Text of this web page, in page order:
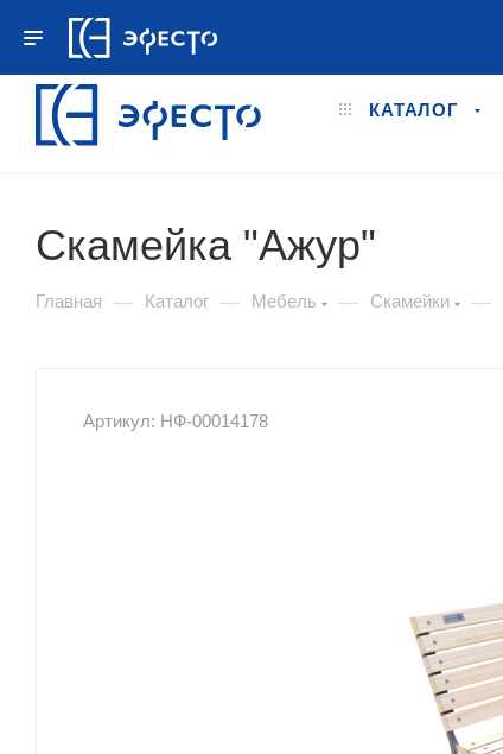
+7 495 778-78-98
КАТАЛОГ
Скамейка "Ажур"
Главная — Каталог — Мебель — Скамейки —
Артикул: НФ-00014178